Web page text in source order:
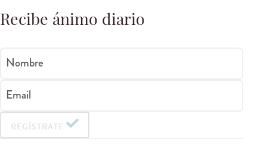
Recibe ánimo diario
Nombre
Email
REGÍSTRATE